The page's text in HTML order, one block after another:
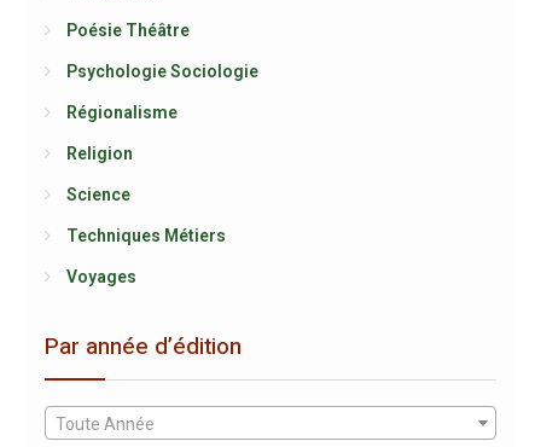
Poésie Théâtre
Psychologie Sociologie
Régionalisme
Religion
Science
Techniques Métiers
Voyages
Par année d’édition
Toute Année